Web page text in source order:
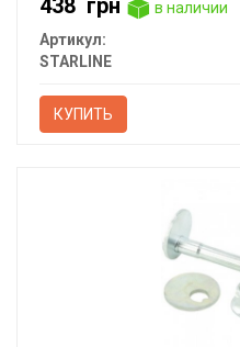
438 грн
в наличии
Артикул:
STARLINE
КУПИТЬ